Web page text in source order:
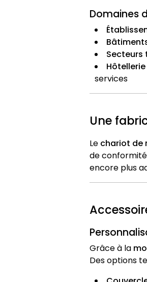
Domaines
Secteurs
services
Une
Le chariot de
de
encore plus
Grâce à la
Des options